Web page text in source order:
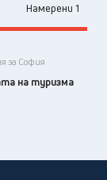
Намерени 1
за София
на туризма